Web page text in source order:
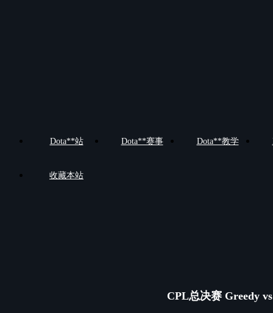
Dota**站 Dota**赛事 Dota**教学
收藏本站
CPL总决赛 Greedy